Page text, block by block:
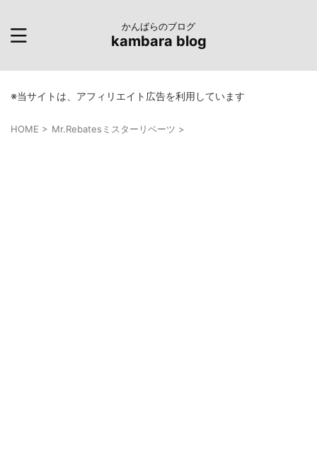
かんばらのブログ
kambara blog
※当サイトは、アフィリエイト広告を利用しています
HOME > Mr.Rebatesミスターリベーツ >